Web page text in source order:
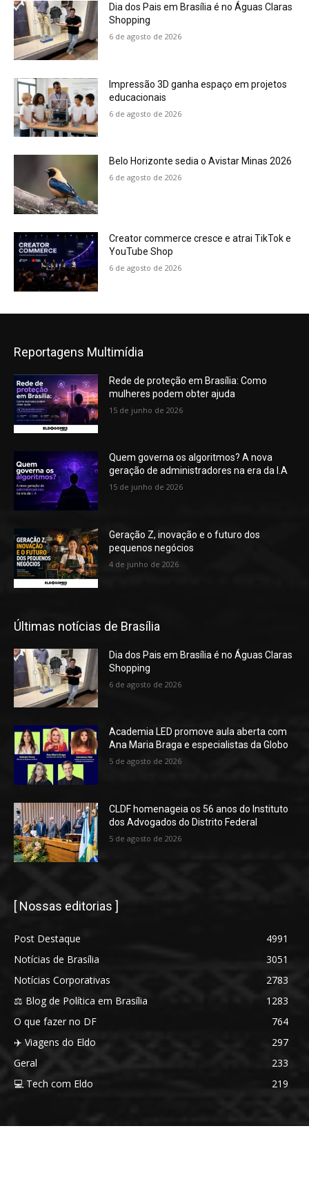
Dia dos Pais em Brasília é no Águas Claras
Shopping
6 de agosto de 2026
Impressão 3D ganha espaço em projetos
educacionais
6 de agosto de 2026
Belo Horizonte sedia o Avistar Minas 2026
6 de agosto de 2026
Creator commerce cresce e atrai TikTok e
YouTube Shop
6 de agosto de 2026
Reportagens Multimídia
Rede de proteção em Brasília: Como
mulheres podem obter ajuda
15 de junho de 2026
Quem governa os algoritmos? A nova
geração de administradores na era da I.A
15 de junho de 2026
Geração Z, inovação e o futuro dos
pequenos negócios
4 de junho de 2026
Últimas notícias de Brasília
Dia dos Pais em Brasília é no Águas Claras
Shopping
6 de agosto de 2026
Academia LED promove aula aberta com
Ana Maria Braga e especialistas da Globo
5 de agosto de 2026
CLDF homenageia os 56 anos do Instituto
dos Advogados do Distrito Federal
5 de agosto de 2026
[ Nossas editorias ]
Post Destaque
4991
Notícias de Brasília
3051
Notícias Corporativas
2783
⚖️ Blog de Política em Brasília
1283
O que fazer no DF
764
✈️ Viagens do Eldo
297
Geral
233
💻 Tech com Eldo
219